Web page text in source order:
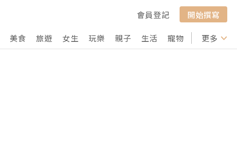
會員登記
開始撰寫
美食 旅遊 女生 玩樂 親子 生活 寵物 行山 打卡
更多